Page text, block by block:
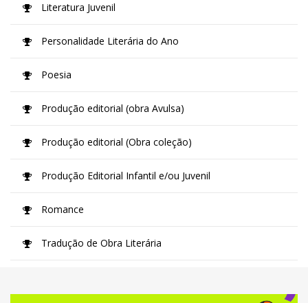
Literatura Juvenil
Personalidade Literária do Ano
Poesia
Produção editorial (obra Avulsa)
Produção editorial (Obra coleção)
Produção Editorial Infantil e/ou Juvenil
Romance
Tradução de Obra Literária